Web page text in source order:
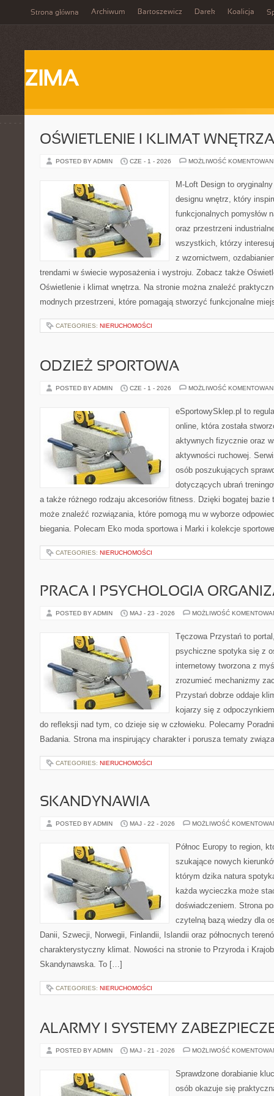
Strona główna Archiwum Bartoszewicz Darek Koalicja
ZIMA
OŚWIETLENIE I KLIMAT WNĘTRZA
POSTED BY ADMIN CZE - 1 - 2026 MOŻLIWOŚĆ
M-Loft Design to
designu wnętrz, który
funkcjonalnych pomysłów
oraz przestrzeni
wszystkich, którzy
z wzornictwem,
trendami w świecie wyposażenia i wystroju. Zobacz także
Oświetlenie i klimat wnętrza. Na stronie można znaleźć
modnych przestrzeni, które pomagają stworzyć funkcjonalne
CATEGORIES: NIERUCHOMOŚCI
ODZIEŻ SPORTOWA
POSTED BY ADMIN CZE - 1 - 2026 MOŻLIWOŚĆ
eSportowySklep.pl to
online, która została
aktywnych fizycznie oraz
aktywności ruchowej.
osób poszukujących
dotyczących ubrań
a także różnego rodzaju akcesoriów fitness. Dzięki bogatej
może znaleźć rozwiązania, które pomogą mu w wyborze
biegania. Polecam Eko moda sportowa i Marki i kolekcje
CATEGORIES: NIERUCHOMOŚCI
PRACA I PSYCHOLOGIA
POSTED BY ADMIN MAJ - 23 - 2026 MOŻLIWOŚĆ
Tęczowa Przystań to
psychiczne spotyka się z
internetowy tworzona z
zrozumieć mechanizmy
Przystań dobrze oddaje
kojarzy się z
do refleksji nad tym, co dzieje się w człowieku. Polecamy
Badania. Strona ma inspirujący charakter i porusza tematy
CATEGORIES: NIERUCHOMOŚCI
SKANDYNAWIA
POSTED BY ADMIN MAJ - 22 - 2026 MOŻLIWOŚĆ
Północ Europy to region,
szukające nowych
którym dzika natura
każda wycieczka może
doświadczeniem. Strona
czytelną bazą wiedzy dla
Danii, Szwecji, Norwegii, Finlandii, Islandii oraz północnych
charakterystyczny klimat. Nowości na stronie to Przyroda i
Skandynawska. To […]
CATEGORIES: NIERUCHOMOŚCI
ALARMY I SYSTEMY
POSTED BY ADMIN MAJ - 21 - 2026 MOŻLIWOŚĆ
Sprawdzone dorabianie
osób okazuje się